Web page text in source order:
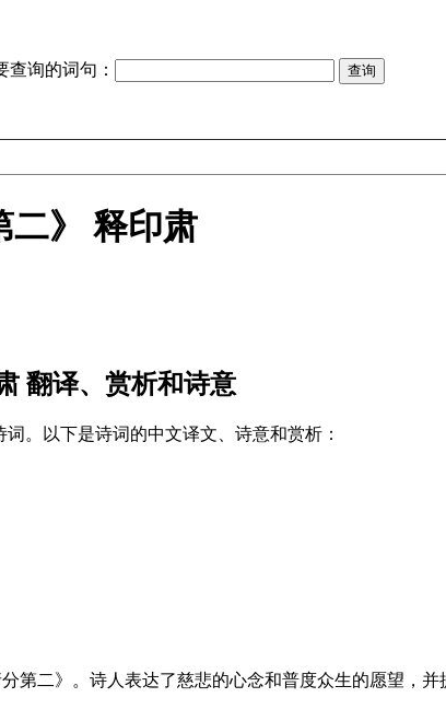
查询的词句：
二》 释印肃
翻译、赏析和诗意
。以下是诗词的中文译文、诗意和赏析：
第二》。诗人表达了慈悲的心念和普度众生的愿望，